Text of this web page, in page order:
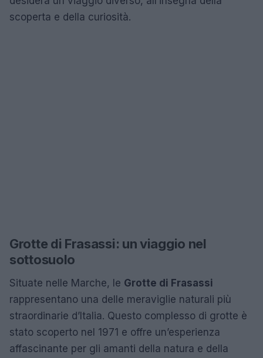
scoperta e della curiosità.
Grotte di Frasassi: un viaggio nel
sottosuolo
Situate nelle Marche, le Grotte di Frasassi
rappresentano una delle meraviglie naturali più
straordinarie d’Italia. Questo complesso di grotte è
stato scoperto nel 1971 e offre un’esperienza
affascinante per gli amanti della natura e della